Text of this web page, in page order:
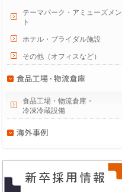
テーマパーク・アミューズメン
ト
ホテル・ブライダル施設
その他（オフィスなど）
食品工場・物流倉庫・
冷凍冷蔵設備